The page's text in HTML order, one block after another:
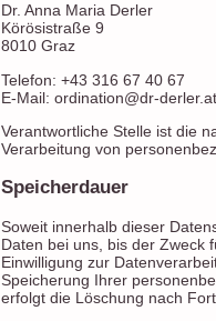
Dr. Anna Maria Derler
Körösistraße 9
8010 Graz
Telefon: +43 316 67 40 67
E-Mail: ordination@dr-derler.at
Verantwortliche Stelle ist die
Verarbeitung von
Speicherdauer
Soweit innerhalb dieser
Daten bei uns, bis der Zweck
Einwilligung zur
Speicherung Ihrer
erfolgt die Löschung nach